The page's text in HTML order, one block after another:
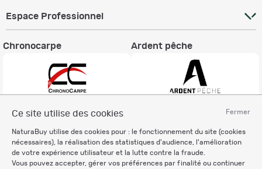
Fermer
Ce site utilise des cookies
NaturaBuy utilise des cookies pour : le fonctionnement du site (cookies
nécessaires), la réalisation des statistiques d'audience, l'amélioration
de votre expérience utilisateur et la lutte contre la fraude.
Vous pouvez accepter, gérer vos préférences par finalité ou continuer
Espace Professionnel
Chronocarpe Ardent pêche
Charte éthique
Mentions légales
Règlement & Conditions d'utilisation